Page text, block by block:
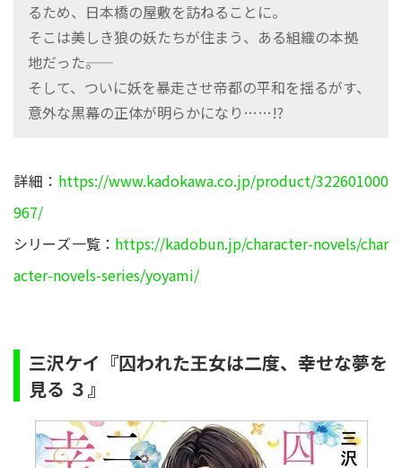
るため、日本橋の屋敷を訪ねることに。
そこは美しき狼の妖たちが住まう、ある組織の本拠
地だった――。
そして、ついに妖を暴走させ帝都の平和を揺るがす、
意外な黒幕の正体が明らかになり……!?
詳細： https://www.kadokawa.co.jp/product/322601000
967/
シリーズ一覧： https://kadobun.jp/character-novels/char
acter-novels-series/yoyami/
三沢ケイ『囚われた王女は二度、幸せな夢を
見る ３』